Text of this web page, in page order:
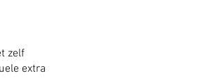
zelf
extra